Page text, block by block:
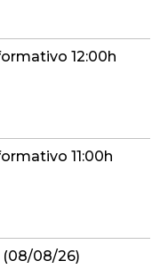
12:00h
11:00h
(08/08/26)